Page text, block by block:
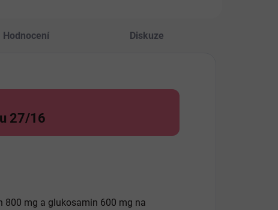
Hodnocení Diskuze
27/16
800 mg a glukosamin 600 mg na